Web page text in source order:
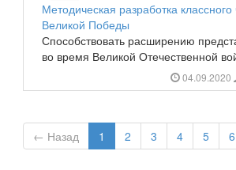
Методическая разработка
Великой Победы
Способствовать расширению
во время Великой Отечественной
04.09.2020
← Назад 1 2 3 4 5 6